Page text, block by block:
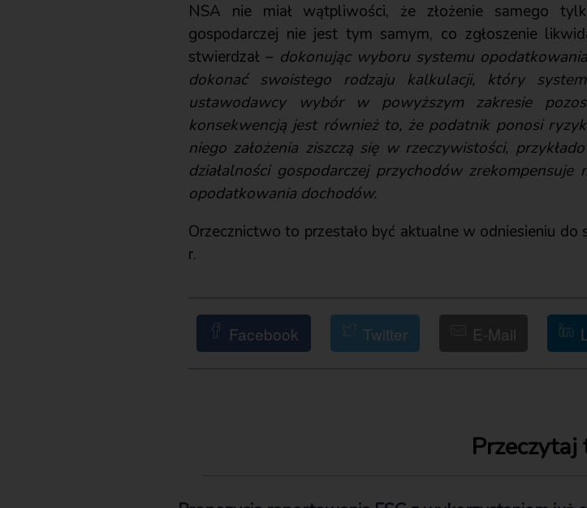
NSA nie miał wątpliwości, że złożenie samego
gospodarczej nie jest tym samym, co zgłoszenie
stwierdzał – dokonując wyboru systemu
dokonać swoistego rodzaju kalkulacji, który
ustawodawcy wybór w powyższym zakresie
konsekwencją jest również to, że podatnik ponosi
niego założenia ziszczą się w rzeczywistości,
działalności gospodarczej przychodów
opodatkowania dochodów.
Orzecznictwo to przestało być aktualne w odniesieniu
r.
Facebook Twitter E-Mail
Przeczytaj